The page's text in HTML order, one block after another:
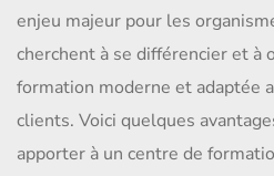
enjeu majeur pour les
cherchent à se différencier et à
formation moderne et adaptée
clients. Voici quelques
apporter à un centre de